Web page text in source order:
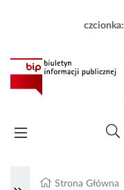
czcionka:
Strona Główna